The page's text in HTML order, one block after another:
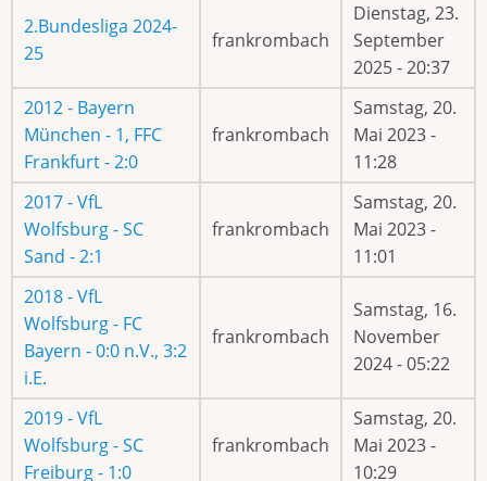
2.Bundesliga 2024-
25
frankrombach
Dienstag, 23.
September
2025 - 20:37
2012 - Bayern
München - 1, FFC
Frankfurt - 2:0
frankrombach
Samstag, 20.
Mai 2023 -
11:28
2017 - VfL
Wolfsburg - SC
Sand - 2:1
frankrombach
Samstag, 20.
Mai 2023 -
11:01
2018 - VfL
Wolfsburg - FC
Bayern - 0:0 n.V., 3:2
i.E.
frankrombach
Samstag, 16.
November
2024 - 05:22
2019 - VfL
Wolfsburg - SC
Freiburg - 1:0
frankrombach
Samstag, 20.
Mai 2023 -
10:29